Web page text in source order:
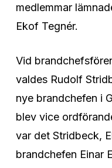
medlemmar
Ekof Tegnér.
Vid
valdes Rudolf
nye brandchefen i
blev vice
var det Stridbeck,
brandchefen Einar